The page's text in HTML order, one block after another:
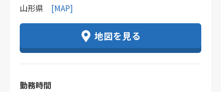
山形県 [MAP]
地図を見る
勤務時間